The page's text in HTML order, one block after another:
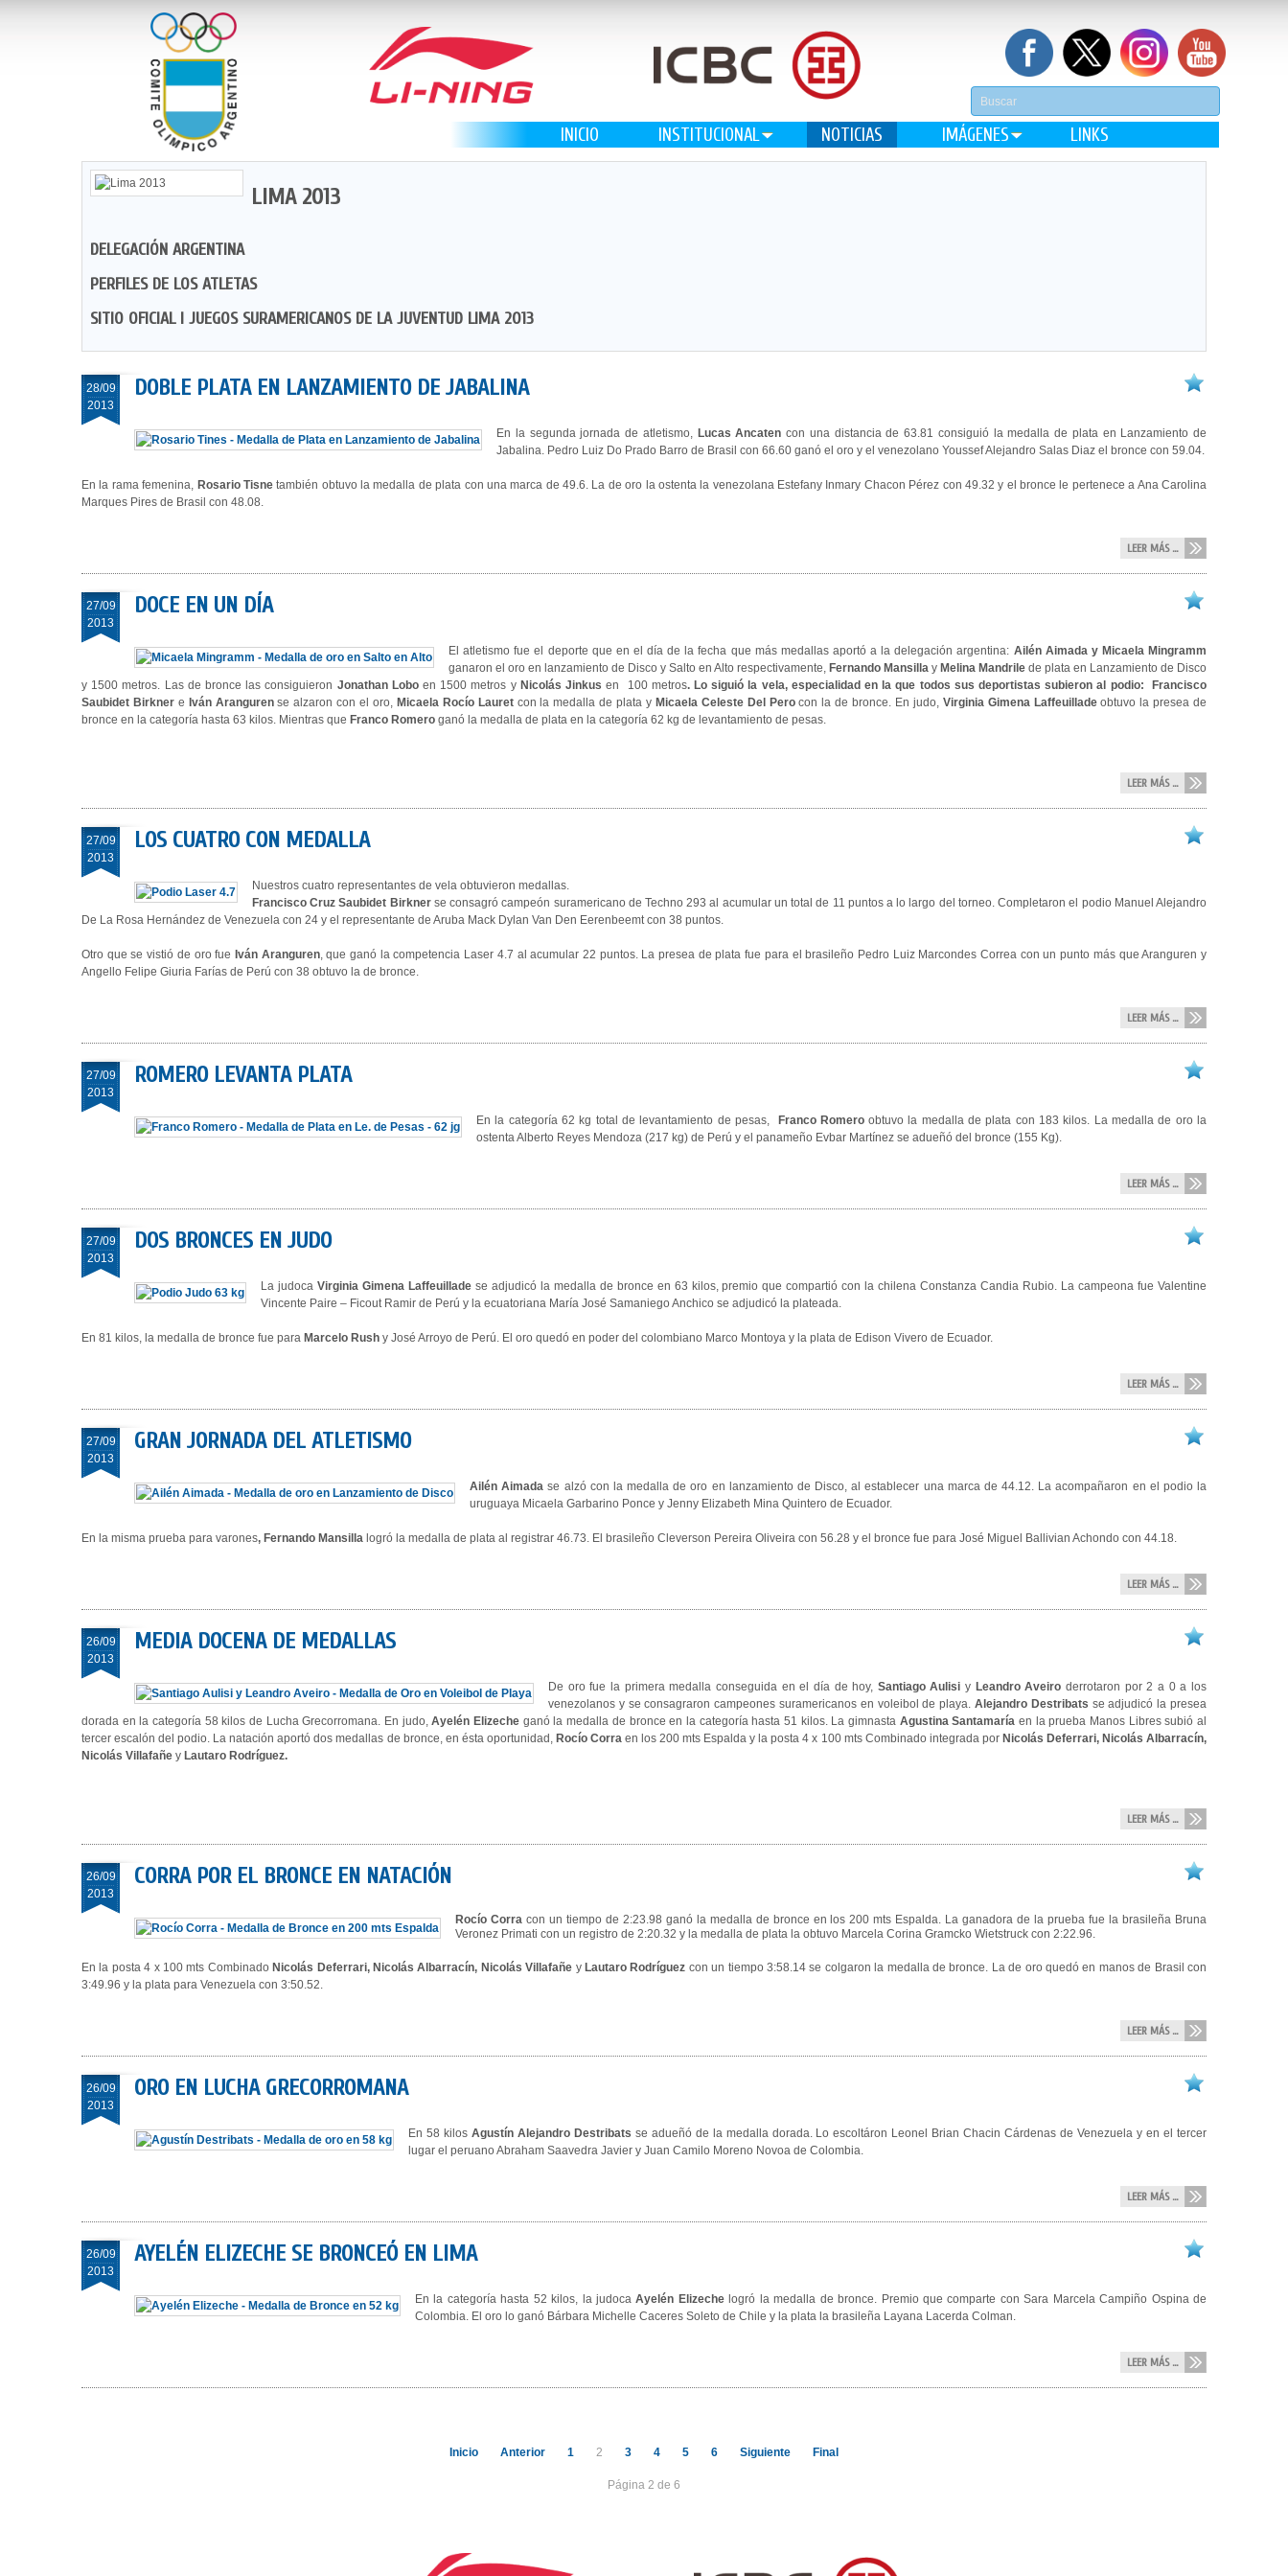
INICIO INSTITUCIONAL NOTICIAS IMÁGENES LINKS
LIMA 2013
DELEGACIÓN ARGENTINA
PERFILES DE LOS ATLETAS
SITIO OFICIAL I JUEGOS SURAMERICANOS DE LA JUVENTUD LIMA 2013
28/09
2013
DOBLE PLATA EN LANZAMIENTO DE JABALINA
En la segunda jornada de atletismo, Lucas Ancaten con una distancia de 63.81 consiguió la medalla de plata en Lanzamiento de
Jabalina. Pedro Luiz Do Prado Barro de Brasil con 66.60 ganó el oro y el venezolano Youssef Alejandro Salas Diaz el bronce con 59.04.
En la rama femenina, Rosario Tisnetambién obtuvo la medalla de plata con una marca de 49.6. La de oro la ostenta la venezolana Estefany Inmary Chacon Pérez con 49.32 y el bronce le pertenece a Ana Carolina
Marques Pires de Brasil con 48.08.
LEER MÁS ...
27/09
2013
DOCE EN UN DÍA
El atletismo fue el deporte que en el día de la fecha que más medallas aportó a la delegación argentina: Ailén Aimada y Micaela Mingramm
ganaron el oro en lanzamiento de Disco y Salto en Alto respectivamente, Fernando Mansilla y Melina Mandrile de plata en Lanzamiento de Disco
y 1500 metros. Las de bronce las consiguieron Jonathan Loboen 1500 metros y Nicolás Jinkusen 100 metros. Lo siguió la vela, especialidad en la que todos sus deportistas subieron al podio:
Francisco
Saubidet Birknere Iván Arangurense alzaron con el oro, Micaela Rocío Lauretcon la medalla de plata y Micaela Celeste Del Perocon la de bronce. En judo, Virginia Gimena Laffeuilladeobtuvo la presea de
bronce en la categoría hasta 63 kilos. Mientras que Franco Romero ganó la medalla de plata en la categoría 62 kg de levantamiento de pesas.
LEER MÁS ...
27/09
2013
LOS CUATRO CON MEDALLA
Nuestros cuatro representantes de vela obtuvieron medallas.
Francisco Cruz Saubidet Birknerse consagró campeón suramericano de Techno 293 al acumular un total de 11 puntos a lo largo del torneo. Completaron el podio Manuel Alejandro
De La Rosa Hernández de Venezuela con 24 y el representante de Aruba Mack Dylan Van Den Eerenbeemt con 38 puntos.
Otro que se vistió de oro fue Iván Aranguren, que ganó la competencia Laser 4.7 al acumular 22 puntos. La presea de plata fue para el brasileño Pedro Luiz Marcondes Correa con un punto más que Aranguren y
Angello Felipe Giuria Farías de Perú con 38 obtuvo la de bronce.
LEER MÁS ...
27/09
2013
ROMERO LEVANTA PLATA
En la categoría 62 kg total de levantamiento de pesas, Franco Romeroobtuvo la medalla de plata con 183 kilos. La medalla de oro la
ostenta Alberto Reyes Mendoza (217 kg) de Perú y el panameño Evbar Martínez se adueñó del bronce (155 Kg).
LEER MÁS ...
27/09
2013
DOS BRONCES EN JUDO
La judocaVirginia Gimena Laffeuilladese adjudicó la medalla de bronce en 63 kilos, premio que compartió con la chilena Constanza Candia Rubio. La campeona fue Valentine
Vincente Paire – Ficout Ramir de Perú y la ecuatoriana María José Samaniego Anchico se adjudicó la plateada.
En 81 kilos, la medalla de bronce fue para Marcelo Rush y José Arroyo de Perú. El oro quedó en poder del colombiano Marco Montoya y la plata de Edison Vivero de Ecuador.
LEER MÁS ...
27/09
2013
GRAN JORNADA DEL ATLETISMO
Ailén Aimadase alzó con la medalla de oro en lanzamiento de Disco, al establecer una marca de 44.12. La acompañaron en el podio la
uruguaya Micaela Garbarino Ponce y Jenny Elizabeth Mina Quintero de Ecuador.
En la misma prueba para varones, Fernando Mansilla logró la medalla de plata al registrar 46.73. El brasileño Cleverson Pereira Oliveira con 56.28 y el bronce fue para José Miguel Ballivian Achondo con 44.18.
LEER MÁS ...
26/09
2013
MEDIA DOCENA DE MEDALLAS
De oro fue la primera medalla conseguida en el día de hoy, Santiago Aulisiy Leandro Aveiro derrotaron por 2 a 0 a los
venezolanos y se consagraron campeones suramericanos en voleibol de playa. Alejandro Destribats se adjudicó la presea
dorada en la categoría 58 kilos de Lucha Grecorromana. En judo,Ayelén Elizeche ganó la medalla de bronce en la categoría hasta 51 kilos. La gimnasta Agustina Santamaría en la prueba Manos Libres subió al
tercer escalón del podio. La natación aportó dos medallas de bronce, en ésta oportunidad, Rocío Corraen los 200 mts Espalda y la posta 4 x 100 mts Combinado integrada por Nicolás Deferrari, Nicolás Albarracín,
Nicolás Villafañe y Lautaro Rodríguez.
LEER MÁS ...
26/09
2013
CORRA POR EL BRONCE EN NATACIÓN
Rocío Corracon un tiempo de 2:23.98 ganó la medalla de bronce en los 200 mts Espalda. La ganadora de la prueba fue la brasileña Bruna
Veronez Primati con un registro de 2:20.32 y la medalla de plata la obtuvo Marcela Corina Gramcko Wietstruck con 2:22.96.
En la posta 4 x 100 mts Combinado Nicolás Deferrari, Nicolás Albarracín, Nicolás Villafañe yLautaro Rodríguez con un tiempo 3:58.14 se colgaron la medalla de bronce. La de oro quedó en manos de Brasil con
3:49.96 y la plata para Venezuela con 3:50.52.
LEER MÁS ...
26/09
2013
ORO EN LUCHA GRECORROMANA
En 58 kilos Agustín Alejandro Destribats se adueñó de la medalla dorada. Lo escoltáron Leonel Brian Chacin Cárdenas de Venezuela y en el tercer
lugar el peruano Abraham Saavedra Javier y Juan Camilo Moreno Novoa de Colombia.
LEER MÁS ...
26/09
2013
AYELÉN ELIZECHE SE BRONCEÓ EN LIMA
En la categoría hasta 52 kilos, la judocaAyelén Elizechelogró la medalla de bronce. Premio que comparte con Sara Marcela Campiño Ospina de
Colombia. El oro lo ganó Bárbara Michelle Caceres Soleto de Chile y la plata la brasileña Layana Lacerda Colman.
LEER MÁS ...
Inicio Anterior 1 2 3 4 5 6 Siguiente Final
Página 2 de 6